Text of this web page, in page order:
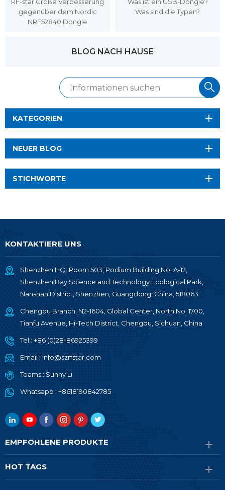
gegenüber dem Nordic
NRF52840 Dongle
Was ist ein USB-Dongle?
Was sind die Typen?
BLOG NACH HAUSE
KATEGORIEN
NEUER BLOG
STICHWORTE
KONTAKTIERE UNS
Shenzhen HQ: Room 503, Podium Building No. A-12,
Shenzhen Bay Science and Technology Ecological Park,
Nanshan District, Shenzhen, Guangdong, China, 518063
Chengdu Branch: N2-1604, Global Center, North No. 1700,
Tianfu Avenue, Hi-Tech District, Chengdu, Sichuan, China
Tel : +86 (0)28-86925399
Email : info@szrfstar.com
Teams : Sunny Li
Whatsapp : +8618190842785
EMPFOHLENE PRODUKTE
HOT TAGS